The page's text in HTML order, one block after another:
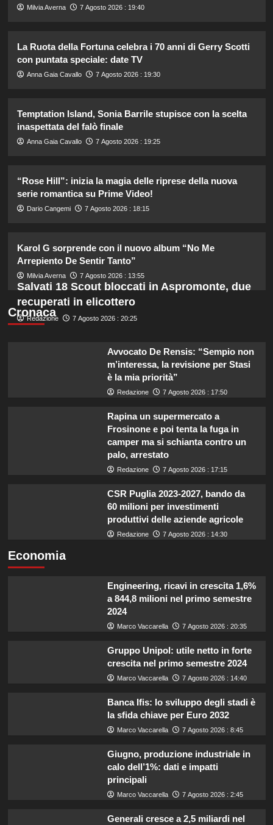
4
5
Lorella Cuccarini compie 61 anni:
“Ho l’energia di una ventenne!”
1
Danilo D’Angelo: “Dopo Francesca,
faccio fatica a ritrovare me stesso”
2
Marzia: vacanza da sogno in
Sardegna!
3
Bella Thorne rivela i segreti nascosti
della loro relazione.
Dove Cameron in Italia: vacanze da
sogno con le amiche prima del
Lorella Cuccarini compie 61 anni:
“Ho l’energia di una ventenne!”
Milvia Averna 7 Agosto 2026 : 19:40
La Ruota della Fortuna celebra i 70 anni di Gerry Scotti
con puntata speciale: date TV
Anna Gaia Cavallo 7 Agosto 2026 : 19:30
Temptation Island, Sonia Barrile stupisce con la scelta
inaspettata del falò finale
Anna Gaia Cavallo 7 Agosto 2026 : 19:25
“Rose Hill”: inizia la magia delle riprese della nuova
serie romantica su Prime Video!
Dario Cangemi 7 Agosto 2026 : 18:15
Karol G sorprende con il nuovo album “No Me
Arrepiento De Sentir Tanto”
Milvia Averna 7 Agosto 2026 : 13:55
Cronaca
Salvati 18 Scout bloccati in Aspromonte, due
recuperati in elicottero
Redazione 7 Agosto 2026 : 20:25
Avvocato De Rensis: “Sempio non
m’interessa, la revisione per Stasi
è la mia priorità”
Redazione 7 Agosto 2026 : 17:50
Rapina un supermercato a
Frosinone e poi tenta la fuga in
camper ma si schianta contro un
palo, arrestato
Redazione 7 Agosto 2026 : 17:15
CSR Puglia 2023-2027, bando da
60 milioni per investimenti
produttivi delle aziende agricole
Redazione 7 Agosto 2026 : 14:30
Economia
Engineering, ricavi in crescita 1,6%
a 844,8 milioni nel primo semestre
2024
Marco Vaccarella 7 Agosto 2026 : 20:35
Gruppo Unipol: utile netto in forte
crescita nel primo semestre 2024
Marco Vaccarella 7 Agosto 2026 : 14:40
Banca Ifis: lo sviluppo degli stadi è
la sfida chiave per Euro 2032
Marco Vaccarella 7 Agosto 2026 : 8:45
Giugno, produzione industriale in
calo dell’1%: dati e impatti
principali
Marco Vaccarella 7 Agosto 2026 : 2:45
Generali cresce a 2,5 miliardi nel